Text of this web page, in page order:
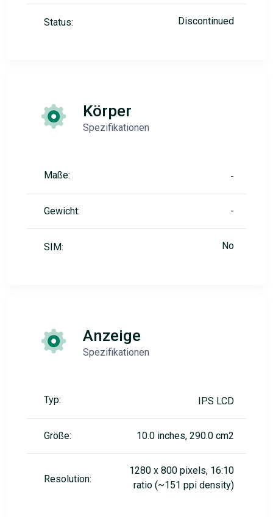
Status: Discontinued
Körper
Spezifikationen
Maße: -
Gewicht: -
SIM: No
Anzeige
Spezifikationen
Typ: IPS LCD
Größe: 10.0 inches, 290.0 cm2
Resolution:
1280 x 800 pixels, 16:10
ratio (~151 ppi density)